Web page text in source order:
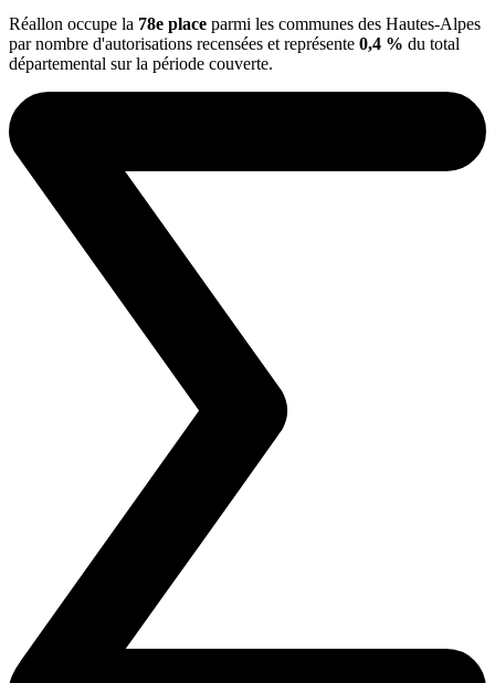
Réallon occupe la 78e place parmi les communes des Hautes-Alpes
par nombre d'autorisations recensées et représente 0,4 % du total
départemental sur la période couverte.